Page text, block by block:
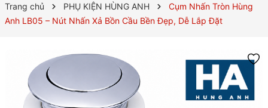
Trang chủ PHỤ KIỆN HÙNG ANH
Cụm Nhấn Tròn Hùng
Anh LB05 – Nút Nhấn Xả Bồn Cầu Bền Đẹp, Dễ Lắp Đặt